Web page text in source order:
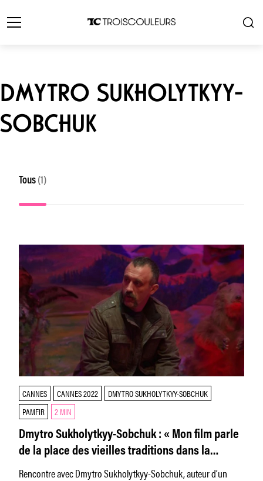
DMYTRO SUKHOLYTKYY-
SOBCHUK
Tous (1)
CANNES CANNES 2022
DMYTRO SUKHOLYTKYY-SOBCHUK
PAMFIR
2 MIN
Dmytro Sukholytkyy-Sobchuk : « Mon film parle
de la place des vieilles traditions dans la
campagne ukrainienne »
Rencontre avec Dmytro Sukholytkyy-Sobchuk, auteur d’un